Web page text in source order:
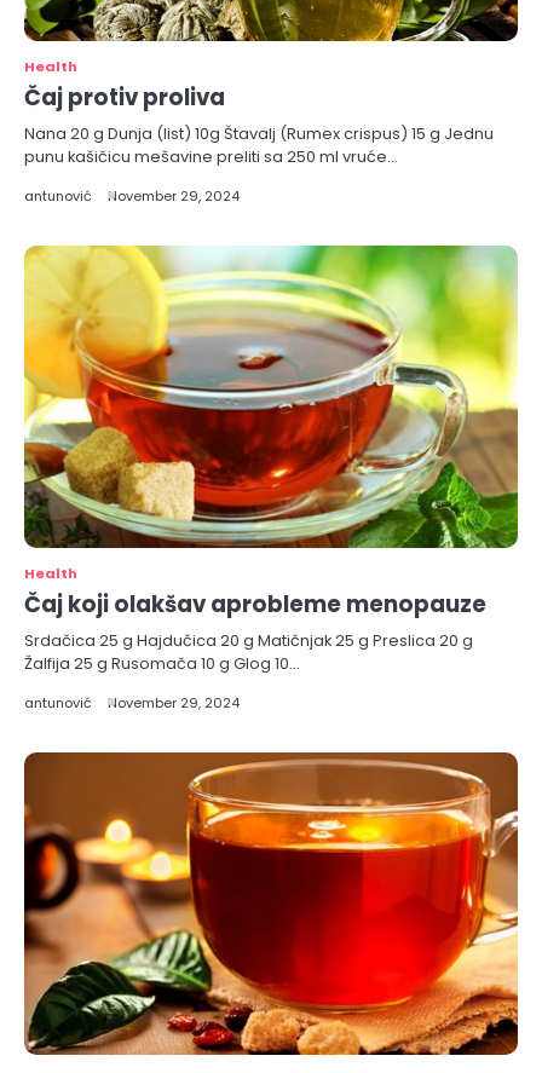
Health
Čaj protiv proliva
Nana 20 g Dunja (list) 10g Štavalj (Rumex crispus) 15 g Jednu
punu kašičicu mešavine preliti sa 250 ml vruće…
antunović November 29, 2024
Health
Čaj koji olakšav aprobleme menopauze
Srdačica 25 g Hajdučica 20 g Matičnjak 25 g Preslica 20 g
Žalfija 25 g Rusomača 10 g Glog 10…
antunović November 29, 2024